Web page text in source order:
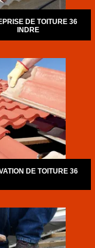
DE TOITURE 36
INDRE
DE TOITURE 36